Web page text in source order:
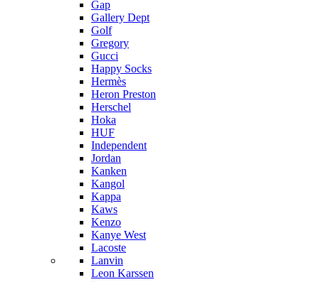
Gap
Gallery Dept
Golf
Gregory
Gucci
Happy Socks
Hermès
Heron Preston
Hersсhel
Hoka
HUF
Independent
Jordan
Kanken
Kangol
Kappa
Kaws
Kenzo
Kanye West
Lacoste
Lanvin
Leon Karssen